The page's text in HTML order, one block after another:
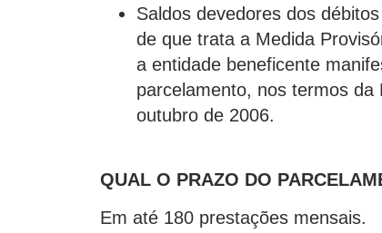
Saldos devedores dos
de que trata a Medida
a entidade beneficente
parcelamento, nos termos da
outubro de 2006.
QUAL O PRAZO DO
Em até 180 prestações mensais.